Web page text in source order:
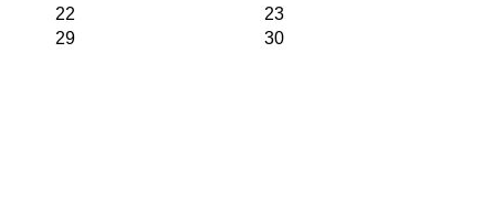
22
23
29
30